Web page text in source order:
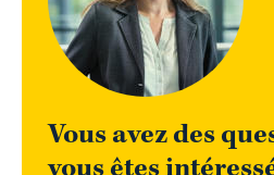
Vous avez des
vous êtes